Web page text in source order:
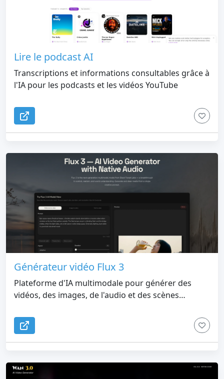
Lire le podcast AI
Transcriptions et informations consultables grâce à
l'IA pour les podcasts et les vidéos YouTube
Générateur vidéo Flux 3
Plateforme d'IA multimodale pour générer des
vidéos, des images, de l'audio et des scènes